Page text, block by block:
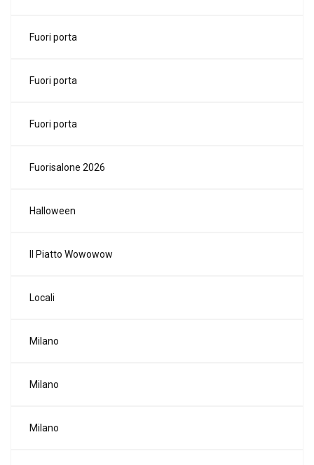
Fuori porta
Fuori porta
Fuori porta
Fuorisalone 2026
Halloween
Il Piatto Wowowow
Locali
Milano
Milano
Milano